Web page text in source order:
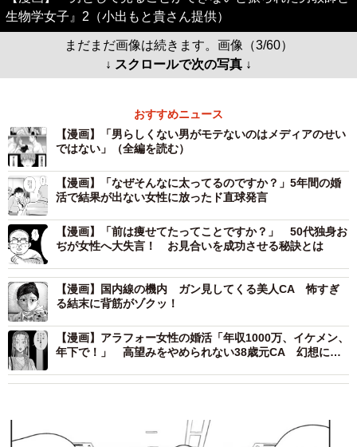
生物学女子』2（小出もと貴さん提供）
まだまだ画像は続きます。画像（3/60）
↓ スクロールで次の写真 ↓
おすすめニュース
【漫画】「男らしくない男がモテないのはメディアのせい
ではない」（全編を読む）
【漫画】「なぜそんなに太ってるのですか？」5年間の婚
活で結果が出ない女性に放ったド直球発言
【漫画】「前は痩せてたってことですか？」 50代独身お
ぢが女性へ大失言！ お見合いを成功させる秘訣とは
【漫画】国内線の機内 ガン見してくる美人CA 怖すぎ
る結末に背筋がゾクッ！
【漫画】アラフォー女性の婚活「年収1000万、イケメン、
年下で！」 高望みをやめられない38歳元CA 幻想に弄